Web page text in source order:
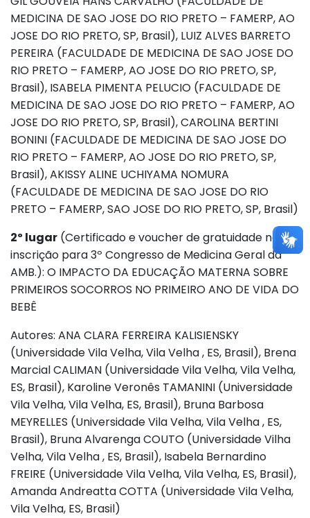
MEDICINA DE SAO JOSE DO RIO PRETO – FAMERP, AO
JOSE DO RIO PRETO, SP, Brasil), LUIZ ALVES BARRETO
PEREIRA (FACULDADE DE MEDICINA DE SAO JOSE DO
RIO PRETO – FAMERP, AO JOSE DO RIO PRETO, SP,
Brasil), ISABELA PIMENTA PELUCIO (FACULDADE DE
MEDICINA DE SAO JOSE DO RIO PRETO – FAMERP, AO
JOSE DO RIO PRETO, SP, Brasil), CAROLINA BERTINI
BONINI (FACULDADE DE MEDICINA DE SAO JOSE DO
RIO PRETO – FAMERP, AO JOSE DO RIO PRETO, SP,
Brasil), AKISSY ALINE UCHIYAMA NOMURA
(FACULDADE DE MEDICINA DE SAO JOSE DO RIO
PRETO – FAMERP, SAO JOSE DO RIO PRETO, SP, Brasil)
2º lugar (Certificado e voucher de gratuidade na
inscrição para 3º Congresso de Medicina Geral da
AMB.): O IMPACTO DA EDUCAÇÃO MATERNA SOBRE
PRIMEIROS SOCORROS NO PRIMEIRO ANO DE VIDA DO
BEBÊ
Autores: ANA CLARA FERREIRA KALISIENSKY
(Universidade Vila Velha, Vila Velha , ES, Brasil), Brena
Marcial CALIMAN (Universidade Vila Velha, Vila Velha,
ES, Brasil), Karoline Veronês TAMANINI (Universidade
Vila Velha, Vila Velha, ES, Brasil), Bruna Barbosa
MEYRELLES (Universidade Vila Velha, Vila Velha , ES,
Brasil), Bruna Alvarenga COUTO (Universidade Vilha
Velha, Vila Velha , ES, Brasil), Isabela Bernardino
FREIRE (Universidade Vila Velha, Vila Velha, ES, Brasil),
Amanda Andreatta COTTA (Universidade Vila Velha,
Vila Velha, ES, Brasil)